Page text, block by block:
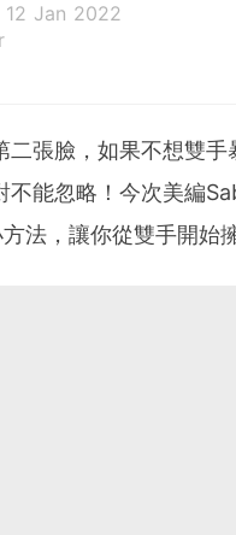
12 Jan 2022
二張臉，如果不想雙
不能忽略！今次美編
法，讓你從雙手開始